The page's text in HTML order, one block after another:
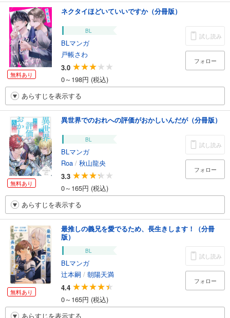
無料あり
ネクタイほどいていいですか（分冊版）
BL
BLマンガ
戸帳さわ
3.0
0～198円 (税込)
試し読み
フォロー
あらすじを表示する
無料あり
異世界でのおれへの評価がおかしいんだが（分冊版）
BL
BLマンガ
Roa / 秋山龍央
3.3
0～165円 (税込)
試し読み
フォロー
あらすじを表示する
無料あり
最推しの義兄を愛でるため、長生きします！（分冊
版）
BL
BLマンガ
辻本嗣 / 朝陽天満
4.4
0～165円 (税込)
試し読み
フォロー
あらすじを表示する